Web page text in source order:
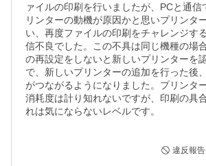
ァイルの印刷を行いましたが、PCと通
リンターの動機が原因かと思いプリンタ
い、再度ファイルの印刷をチャレンジす
信不良でした。この不具は同じ機種の場
の再設定をしないと新しいプリンターを
で、新しいプリンターの追加を行った後
がつながるようになりました。プリンタ
消耗度は計り知れないですが、印刷の具
れは気にならないレベルです。
違反報告